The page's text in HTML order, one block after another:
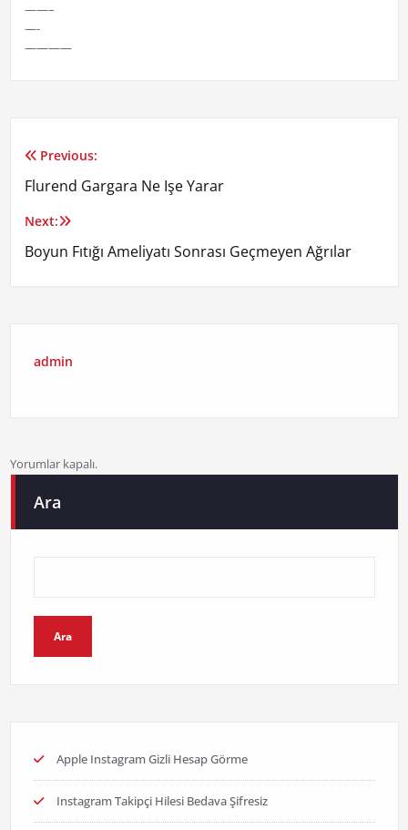
——–
—-
————
Yazı
gezinmesi
Previous:
Flurend Gargara Ne Işe Yarar
Next:
Boyun Fıtığı Ameliyatı Sonrası Geçmeyen Ağrılar
admin
Yorumlar kapalı.
Ara
Ara
Apple Instagram Gizli Hesap Görme
Instagram Takipçi Hilesi Bedava Şifresiz